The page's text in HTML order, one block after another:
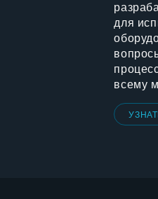
для
всему